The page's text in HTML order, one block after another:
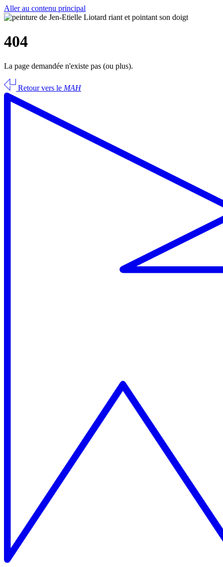
Aller au contenu principal
404
La page demandée n'existe pas (ou plus).
Retour vers le MAH